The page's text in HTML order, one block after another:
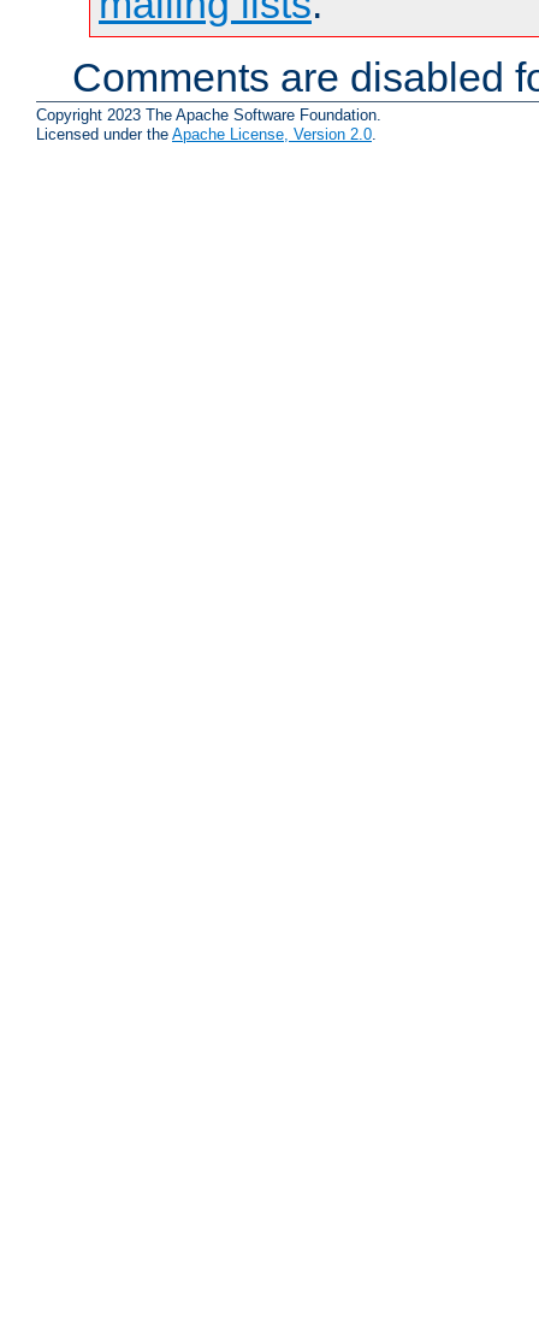
Comments are disabled
Copyright 2023 The Apache Software Foundation.
Licensed under the Apache License, Version 2.0